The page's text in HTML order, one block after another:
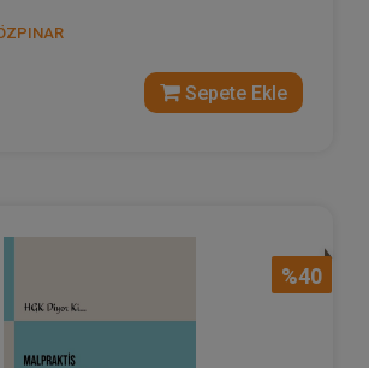
Sepete Ekle
%40